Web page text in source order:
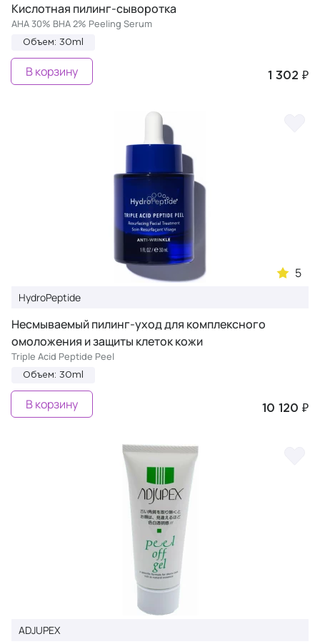
Кислотная пилинг-сыворотка
AHA 30% BHA 2% Peeling Serum
Объем: 30ml
1 302 ₽
В корзину
5
HydroPeptide
Несмываемый пилинг-уход для комплексного
омоложения и защиты клеток кожи
Triple Acid Peptide Peel
Объем: 30ml
10 120 ₽
В корзину
ADJUPEX